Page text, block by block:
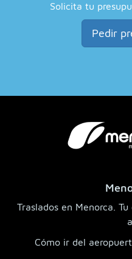
Solicita tu
Pedir
Traslados en Menorca.
Cómo ir del